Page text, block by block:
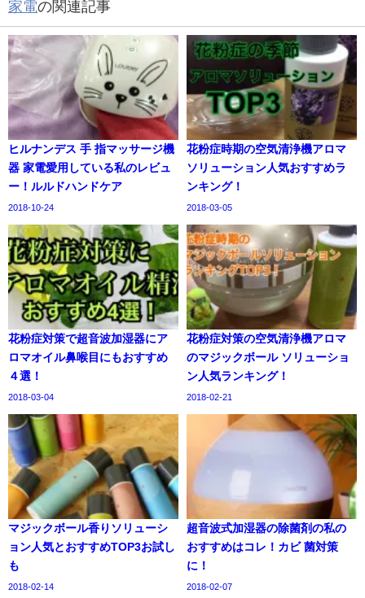
家電の関連記事
ヒルナンデス 手 指マッサージ機
器 家電愛用している私のレビュ
ー！ルルドハンドケア
2018-10-24
花粉症時期の空気清浄機アロマ
ソリューション人気おすすめラ
ンキング！
2018-03-05
花粉症対策で超音波加湿器にア
ロマオイル鼻喉目にもおすすめ
４選！
2018-03-04
花粉症対策の空気清浄機アロマ
のマジックボール ソリューショ
ン人気ランキング！
2018-02-21
マジックボール香りソリューシ
ョン人気とおすすめTOP3お試し
も
2018-02-14
超音波式加湿器の除菌剤の私の
おすすめはコレ！カビ 菌対策
に！
2018-02-07